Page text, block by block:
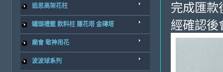
追思高架花柱
罐頭禮籃 飲料柱 蓮花塔 金磚塔
廟會 敬神用花
波波球系列
完成匯款
經確認後